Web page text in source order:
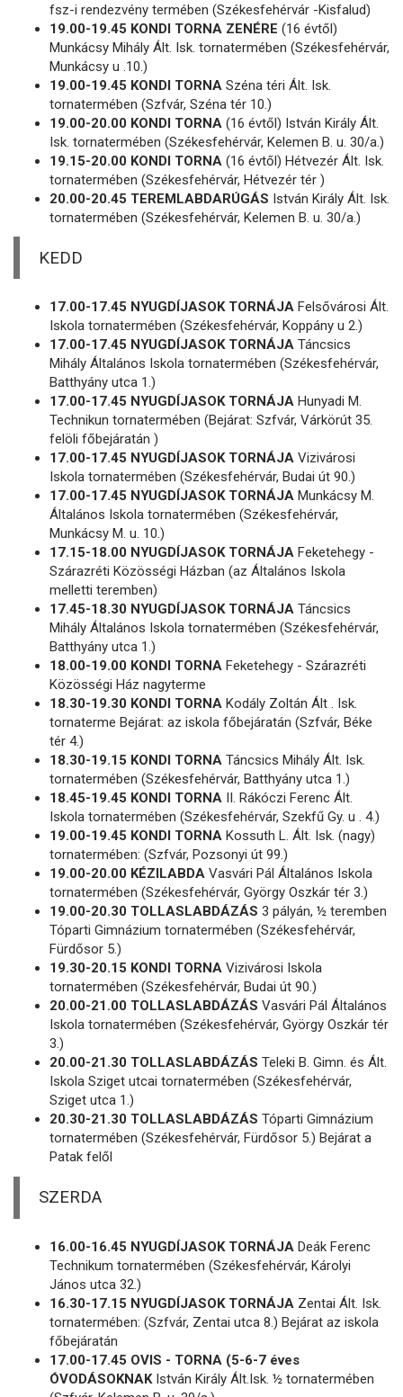
fsz-i rendezvény termében (Székesfehérvár -Kisfalud)
19.00-19.45 KONDI TORNA ZENÉRE (16 évtől)
Munkácsy Mihály Ált. Isk. tornatermében (Székesfehérvár,
Munkácsy u .10.)
19.00-19.45 KONDI TORNA Széna téri Ált. Isk.
tornatermében (Szfvár, Széna tér 10.)
19.00-20.00 KONDI TORNA (16 évtől) István Király Ált.
Isk. tornatermében (Székesfehérvár, Kelemen B. u. 30/a.)
19.15-20.00 KONDI TORNA (16 évtől) Hétvezér Ált. Isk.
tornatermében (Székesfehérvár, Hétvezér tér )
20.00-20.45 TEREMLABDARÚGÁS István Király Ált. Isk.
tornatermében (Székesfehérvár, Kelemen B. u. 30/a.)
KEDD
17.00-17.45 NYUGDÍJASOK TORNÁJA Felsővárosi Ált.
Iskola tornatermében (Székesfehérvár, Koppány u 2.)
17.00-17.45 NYUGDÍJASOK TORNÁJA Táncsics
Mihály Általános Iskola tornatermében (Székesfehérvár,
Batthyány utca 1.)
17.00-17.45 NYUGDÍJASOK TORNÁJA Hunyadi M.
Technikun tornatermében (Bejárat: Szfvár, Várkörút 35.
felöli főbejáratán )
17.00-17.45 NYUGDÍJASOK TORNÁJA Vizivárosi
Iskola tornatermében (Székesfehérvár, Budai út 90.)
17.00-17.45 NYUGDÍJASOK TORNÁJA Munkácsy M.
Általános Iskola tornatermében (Székesfehérvár,
Munkácsy M. u. 10.)
17.15-18.00 NYUGDÍJASOK TORNÁJA Feketehegy -
Szárazréti Közösségi Házban (az Általános Iskola
melletti teremben)
17.45-18.30 NYUGDÍJASOK TORNÁJA Táncsics
Mihály Általános Iskola tornatermében (Székesfehérvár,
Batthyány utca 1.)
18.00-19.00 KONDI TORNA Feketehegy - Szárazréti
Közösségi Ház nagyterme
18.30-19.30 KONDI TORNA Kodály Zoltán Ált . Isk.
tornaterme Bejárat: az iskola főbejáratán (Szfvár, Béke
tér 4.)
18.30-19.15 KONDI TORNA Táncsics Mihály Ált. Isk.
tornatermében (Székesfehérvár, Batthyány utca 1.)
18.45-19.45 KONDI TORNA II. Rákóczi Ferenc Ált.
Iskola tornatermében (Székesfehérvár, Szekfű Gy. u . 4.)
19.00-19.45 KONDI TORNA Kossuth L. Ált. Isk. (nagy)
tornatermében: (Szfvár, Pozsonyi út 99.)
19.00-20.00 KÉZILABDA Vasvári Pál Általános Iskola
tornatermében (Székesfehérvár, György Oszkár tér 3.)
19.00-20.30 TOLLASLABDÁZÁS 3 pályán, ½ teremben
Tóparti Gimnázium tornatermében (Székesfehérvár,
Fürdősor 5.)
19.30-20.15 KONDI TORNA Vizivárosi Iskola
tornatermében (Székesfehérvár, Budai út 90.)
20.00-21.00 TOLLASLABDÁZÁS Vasvári Pál Általános
Iskola tornatermében (Székesfehérvár, György Oszkár tér
3.)
20.00-21.30 TOLLASLABDÁZÁS Teleki B. Gimn. és Ált.
Iskola Sziget utcai tornatermében (Székesfehérvár,
Sziget utca 1.)
20.30-21.30 TOLLASLABDÁZÁS Tóparti Gimnázium
tornatermében (Székesfehérvár, Fürdősor 5.) Bejárat a
Patak felől
SZERDA
16.00-16.45 NYUGDÍJASOK TORNÁJA Deák Ferenc
Technikum tornatermében (Székesfehérvár, Károlyi
János utca 32.)
16.30-17.15 NYUGDÍJASOK TORNÁJA Zentai Ált. Isk.
tornatermében: (Szfvár, Zentai utca 8.) Bejárat az iskola
főbejáratán
17.00-17.45 OVIS - TORNA (5-6-7 éves
ÓVODÁSOKNAKIstván Király Ált.Isk. ½ tornatermében